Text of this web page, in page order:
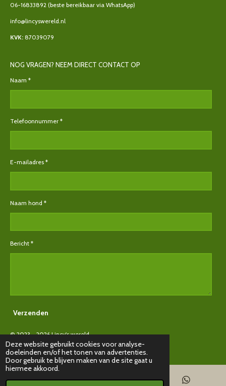
Deze website gebruikt cookies voor analyse-
doeleinden en/of het tonen van advertenties.
Door gebruik te blijven maken van de site gaat u
hiermee akkoord.
06-16833892 (beste bereikbaar via WhatsApp)
info@lincyswereld.nl
KVK: 87039079
NOG VRAGEN? NEEM DIRECT CONTACT OP
Naam *
Telefoonnummer *
E-mailadres *
Naam hond *
Bericht *
Verzenden
© 2023 - 2026 Lincy's wereld
Powered byJouwWeb